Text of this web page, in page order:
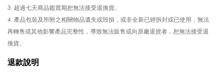
3. 超過七天商品鑑賞期恕無法接受退換貨。
4. 產品包裝及所附之相關物品遺失或毁損，或非全新已經拆封或已使用，無法
再轉售或其他影響產品完整性，導致無法販售或向原廠退貨者，恕無法接受退
換貨。
退款說明